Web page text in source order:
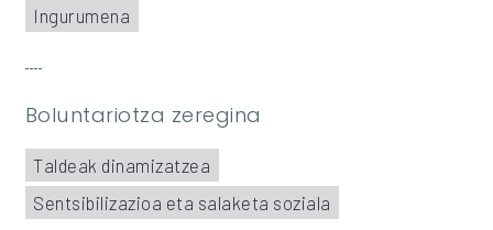
Ingurumena
Boluntariotza zeregina
Taldeak dinamizatzea
Sentsibilizazioa eta salaketa soziala